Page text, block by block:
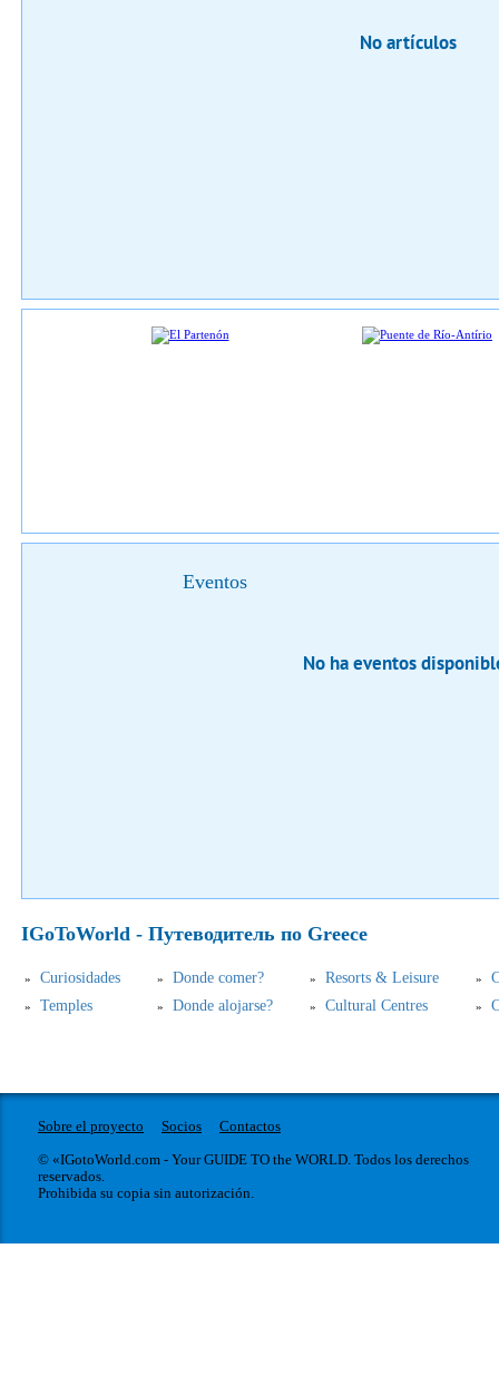
No artículos
Eventos
No ha eventos
IGoToWorld - Путеводитель по Greece
Curiosidades Donde comer? Resorts & Leisure
Temples
Donde alojarse? Cultural Centres
Sobre el proyecto Socios
Contactos
© «IGotoWorld.com - Your GUIDE TO the WORLD. Todos los derechos
reservados.
Prohibida su copia sin autorización.